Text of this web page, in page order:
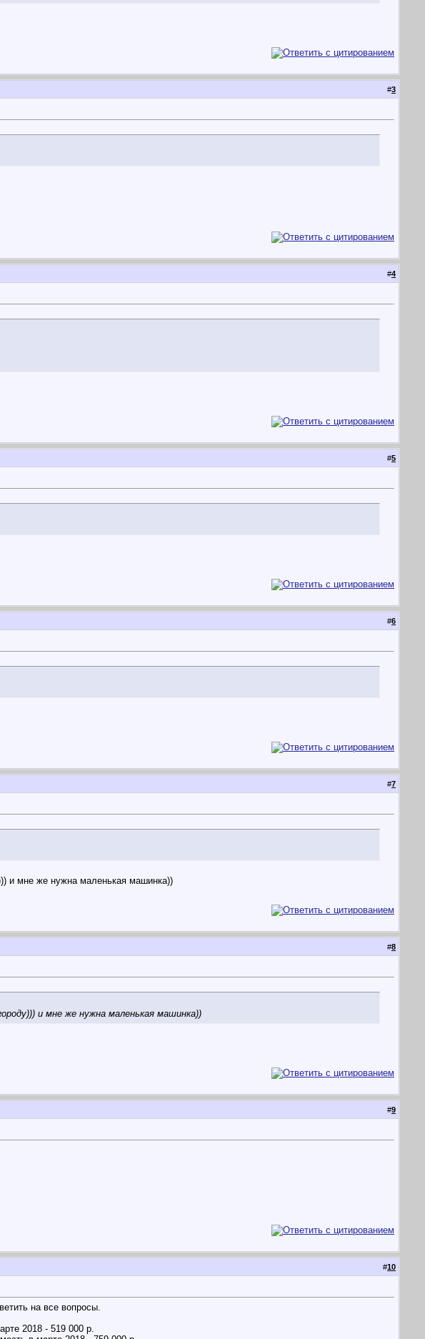
#3
#4
#5
#6
#7
и мне же нужна маленькая машинка))
#8
и мне же нужна маленькая машинка))
#9
#10
на все вопросы.
2018 - 519 000 р.